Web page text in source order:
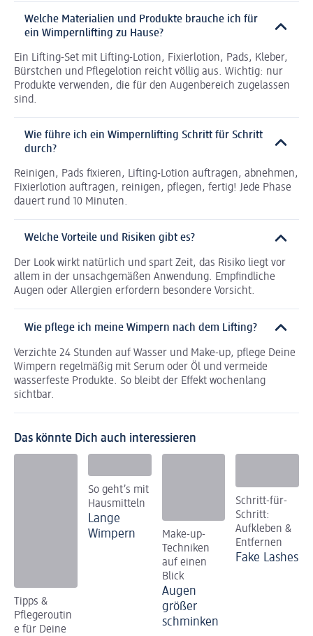
Welche Materialien und Produkte brauche ich für
ein Wimpernlifting zu Hause?
Ein Lifting-Set mit Lifting-Lotion, Fixierlotion, Pads, Kleber,
Bürstchen und Pflegelotion reicht völlig aus. Wichtig: nur
Produkte verwenden, die für den Augenbereich zugelassen
sind.
Wie führe ich ein Wimpernlifting Schritt für Schritt
durch?
Reinigen, Pads fixieren, Lifting-Lotion auftragen, abnehmen,
Fixierlotion auftragen, reinigen, pflegen, fertig! Jede Phase
dauert rund 10 Minuten.
Welche Vorteile und Risiken gibt es?
Der Look wirkt natürlich und spart Zeit, das Risiko liegt vor
allem in der unsachgemäßen Anwendung. Empfindliche
Augen oder Allergien erfordern besondere Vorsicht.
Wie pflege ich meine Wimpern nach dem Lifting?
Verzichte 24 Stunden auf Wasser und Make-up, pflege Deine
Wimpern regelmäßig mit Serum oder Öl und vermeide
wasserfeste Produkte. So bleibt der Effekt wochenlang
sichtbar.
Das könnte Dich auch interessieren
Tipps &
Pflegeroutin
e für Deine
So geht’s mit
Hausmitteln
Lange
Wimpern
Make-up-
Techniken
auf einen
Blick
Augen
größer
schminken
Schritt-für-
Schritt:
Aufkleben &
Entfernen
Fake Lashes